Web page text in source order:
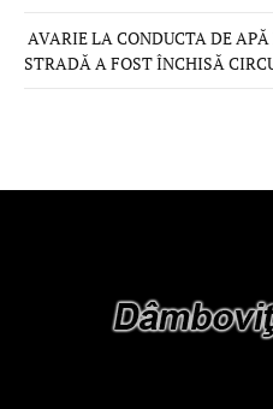
AVARIE LA CONDUCTA DE
STRADĂ A FOST ÎNCHISĂ